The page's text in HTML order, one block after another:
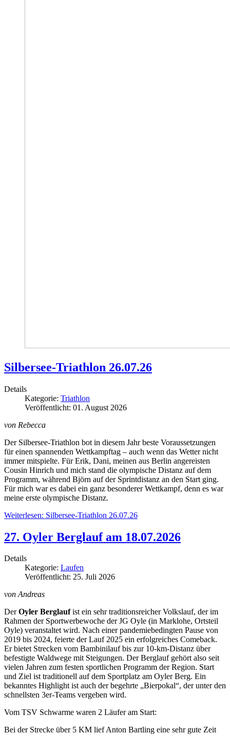
Silbersee-Triathlon 26.07.26
Details
Kategorie: Triathlon
Veröffentlicht: 01. August 2026
von Rebecca
Der Silbersee-Triathlon bot in diesem Jahr beste Voraussetzungen
für einen spannenden Wettkampftag – auch wenn das Wetter nicht
immer mitspielte. Für Erik, Dani, meinen aus Berlin angereisten
Cousin Hinrich und mich stand die olympische Distanz auf dem
Programm, während Björn auf der Sprintdistanz an den Start ging.
Für mich war es dabei ein ganz besonderer Wettkampf, denn es war
meine erste olympische Distanz.
Weiterlesen: Silbersee-Triathlon 26.07.26
27. Oyler Berglauf am 18.07.2026
Details
Kategorie: Laufen
Veröffentlicht: 25. Juli 2026
von Andreas
DerOyler Berglaufist ein sehr traditionsreicher Volkslauf, der im
Rahmen der Sportwerbewoche der JG Oyle (in Marklohe, Ortsteil
Oyle) veranstaltet wird. Nach einer pandemiebedingten Pause von
2019 bis 2024, feierte der Lauf 2025 ein erfolgreiches Comeback.
Er bietet Strecken vom Bambinilauf bis zur 10-km-Distanz über
befestigte Waldwege mit Steigungen. Der Berglauf gehört also seit
vielen Jahren zum festen sportlichen Programm der Region. Start
und Ziel ist traditionell auf dem Sportplatz am Oyler Berg. Ein
bekanntes Highlight ist auch der begehrte „Bierpokal“, der unter den
schnellsten 3er-Teams vergeben wird.
Vom TSV Schwarme waren 2 Läufer am Start:
Bei der Strecke über 5 KM lief Anton Bartling eine sehr gute Zeit